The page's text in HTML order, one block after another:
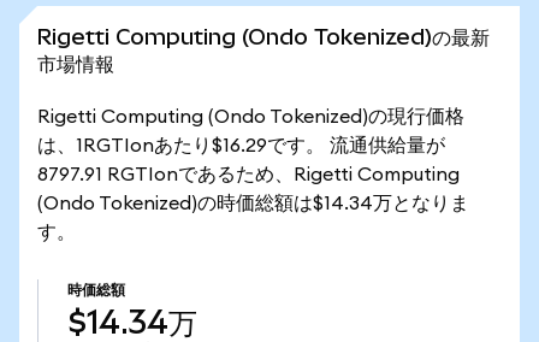
Rigetti Computing (Ondo Tokenized)の最新
市場情報
Rigetti Computing (Ondo Tokenized)の現行価格
は、1RGTIonあたり$16.29です。 流通供給量が
8797.91 RGTIonであるため、Rigetti Computing
(Ondo Tokenized)の時価総額は$14.34万となりま
す。
時価総額
$14.34万